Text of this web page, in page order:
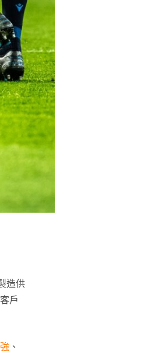
造供
戶
、